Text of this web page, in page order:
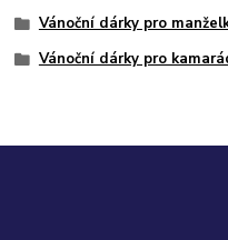
Vánoční dárky pro
Vánoční dárky pro